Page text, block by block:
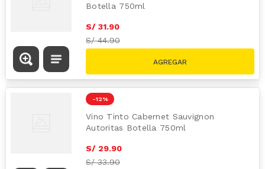
Botella 750ml
S/ 31.90
S/44.90
-12 %
Vino Tinto Cabernet Sauvignon
Autoritas Botella 750ml
S/ 29.90
S/33.90